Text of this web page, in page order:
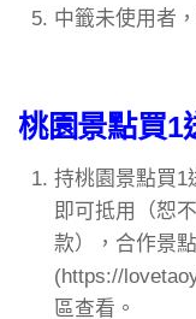
中籤未使用者
桃園景點買1
持桃園景點買1
即可抵用（恕
款），合作景
(https://
區查看。